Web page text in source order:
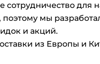
сотрудничество для
поэтому мы
и акций.
из Европы и